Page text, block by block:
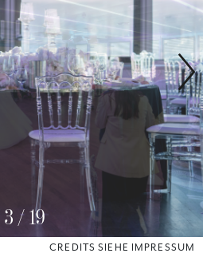
3 / 19
CREDITS SIEHE IMPRESSUM